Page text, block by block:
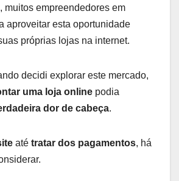
muitos empreendedores em
aproveitar esta oportunidade
próprias lojas na internet.
decidi explorar este mercado,
uma loja online podia
dor de cabeça.
até tratar dos pagamentos, há